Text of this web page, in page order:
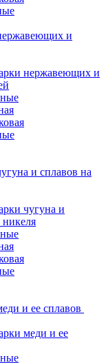
и
нержавеющих и
и сплавов на
чугуна и
никеля
и ее сплавов
меди и ее